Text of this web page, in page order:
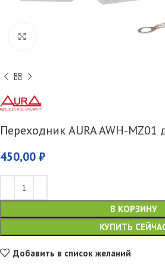
Переходник AURA AWH-MZ01
450,00 ₽
В КОРЗИНУ
КУПИТЬ
Добавить в список желаний